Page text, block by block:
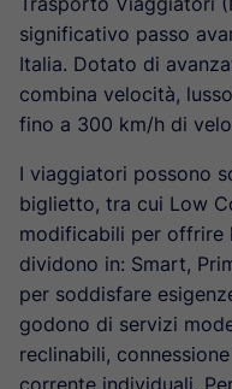
significativo passo
Italia. Dotato di
combina velocità,
fino a 300 km/h di
I viaggiatori possono
biglietto, tra cui Low
modificabili per offrire
dividono in: Smart,
per soddisfare
godono di servizi
reclinabili,
corrente individuali.